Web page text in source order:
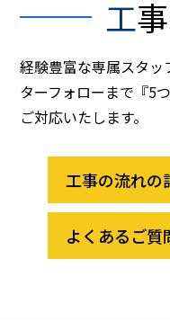
経験豊富な専属スタ
ターフォローまで『5
ご対応いたします。
工事の流れの
よくあるご質